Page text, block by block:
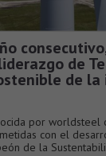
de
de
por worldsteel
con el
de la